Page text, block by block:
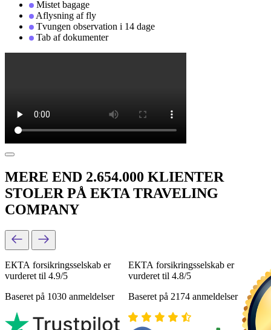
Mistet bagage
Aflysning af fly
Tvungen observation i 14 dage
Tab af dokumenter
MERE END 2.654.000 KLIENTER
STOLER PÅ EKTA TRAVELING
COMPANY
ЕКТА forsikringsselskab er
vurderet til 4.9/5
Baseret på 1030 anmeldelser
ЕКТА forsikringsselskab er
vurderet til 4.8/5
Baseret på 2174 anmeldelser